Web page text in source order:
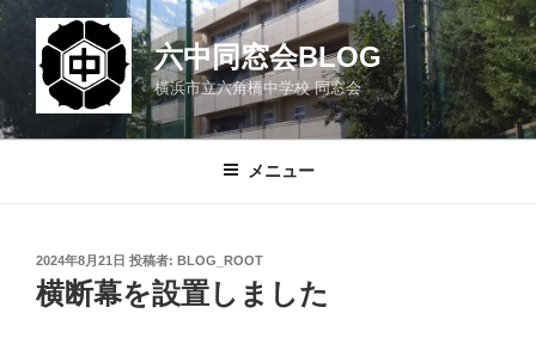
コ
ン
ツ
六中同窓会BLOG
横浜市立六角橋中学校 同窓会
メニュー
投
稿
日:
2024年8月21日 投稿者: BLOG_ROOT
横断幕を設置しました